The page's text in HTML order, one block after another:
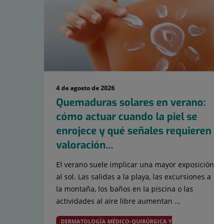
4 de agosto de 2026
Quemaduras solares en verano:
cómo actuar cuando la piel se
enrojece y qué señales requieren
valoración...
El verano suele implicar una mayor exposición
al sol. Las salidas a la playa, las excursiones a
la montaña, los baños en la piscina o las
actividades al aire libre aumentan ...
DERMATOLOGÍA MÉDICO-QUIRÚRGICA Y